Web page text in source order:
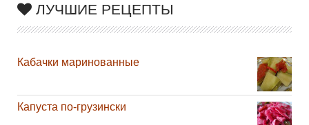
ЛУЧШИЕ РЕЦЕПТЫ
Кабачки маринованные
Капуста по-грузински